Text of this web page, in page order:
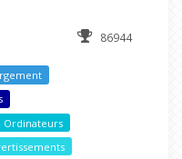
86944
Ordinateurs